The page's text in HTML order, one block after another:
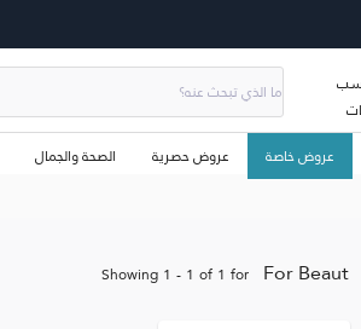
عروض خاصة عروض حصرية الصحة والجمال
Showing 1 - 1 of 1 for For Beaut